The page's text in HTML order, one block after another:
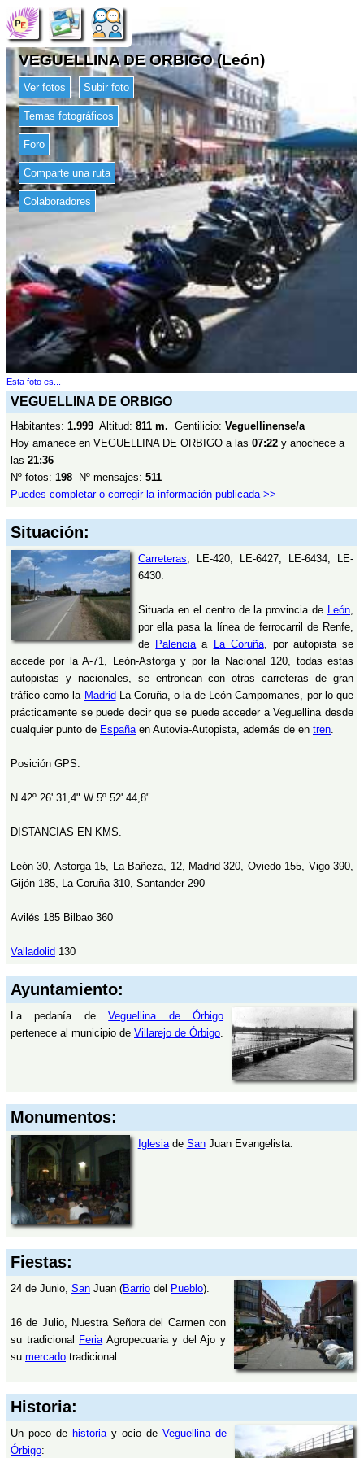
VEGUELLINA DE ORBIGO (León)
Ver fotos Subir foto
Temas fotográficos
Foro
Comparte una ruta
Colaboradores
Esta foto es...
VEGUELLINA DE ORBIGO
Habitantes: 1.999 Altitud: 811 m. Gentilicio: Veguellinense/a
Hoy amanece en VEGUELLINA DE ORBIGO a las 07:22 y anochece a
las 21:36
Nº fotos: 198 Nº mensajes: 511
Puedes completar o corregir la información publicada >>
Situación:
Carreteras, LE-420, LE-6427, LE-6434, LE-
6430.
Situada en el centro de la provincia de León,
por ella pasa la línea de ferrocarril de Renfe,
de Palenciaa La Coruña, por autopista se
accede por la A-71, León-Astorga y por la Nacional 120, todas estas
autopistas y nacionales, se entroncan con otras carreteras de gran
tráfico como la Madrid-La Coruña, o la de León-Campomanes, por lo que
prácticamente se puede decir que se puede acceder a Veguellina desde
cualquier punto de Españaen Autovia-Autopista, además de en tren.
Posición GPS:
N 42º 26' 31,4" W 5º 52' 44,8"
DISTANCIAS EN KMS.
León 30, Astorga 15, La Bañeza, 12, Madrid 320, Oviedo 155, Vigo 390,
Gijón 185, La Coruña 310, Santander 290
Avilés 185 Bilbao 360
Valladolid 130
Ayuntamiento:
La pedanía deVeguellina de Órbigo
pertenece al municipio de Villarejo de Órbigo.
Monumentos:
Iglesiade SanJuan Evangelista.
Fiestas:
24 de Junio, San Juan (Barrio del Pueblo).
16 de Julio, Nuestra Señora del Carmen con
su tradicional
Feria Agropecuaria y del Ajo y
su mercado tradicional.
Historia:
Un poco de historiay ocio de Veguellina de
Órbigo: